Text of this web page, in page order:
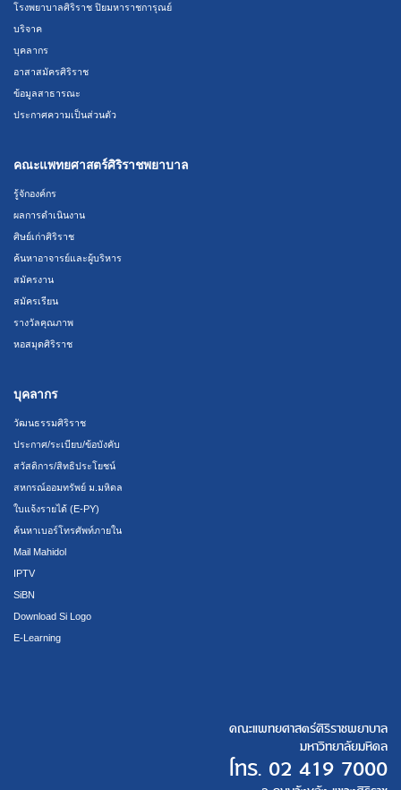
โรงพยาบาลศิริราช ปิยมหาราชการุณย์
บริจาค
บุคลากร
อาสาสมัครศิริราช
ข้อมูลสาธารณะ
ประกาศความเป็นส่วนตัว
คณะแพทยศาสตร์ศิริราชพยาบาล
รู้จักองค์กร
ผลการดำเนินงาน
ศิษย์เก่าศิริราช
ค้นหาอาจารย์และผู้บริหาร
สมัครงาน
สมัครเรียน
รางวัลคุณภาพ
หอสมุดศิริราช
บุคลากร
วัฒนธรรมศิริราช
ประกาศ/ระเบียบ/ข้อบังคับ
สวัสดิการ/สิทธิประโยชน์
สหกรณ์ออมทรัพย์ ม.มหิดล
ใบแจ้งรายได้ (E-PY)
ค้นหาเบอร์โทรศัพท์ภายใน
Mail Mahidol
IPTV
SiBN
Download Si Logo
E-Learning
คณะแพทยศาสตร์ศิริราชพยาบาล
มหาวิทยาลัยมหิดล
โทร. 02 419 7000